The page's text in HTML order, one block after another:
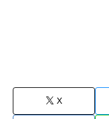
X